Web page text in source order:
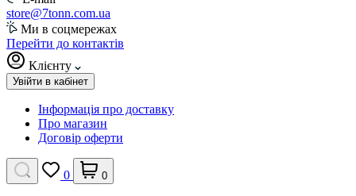
store@7tonn.com.ua
Ми в соцмережах
Перейти до контактів
Клієнту
Увійти в кабінет
Інформація про доставку
Про магазин
Договір оферти
0 0